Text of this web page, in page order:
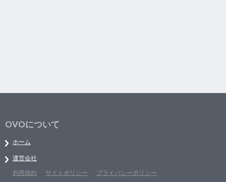
OVOについて
ホーム
運営会社
利用規約
サイトポリシー プライバシーポリシー